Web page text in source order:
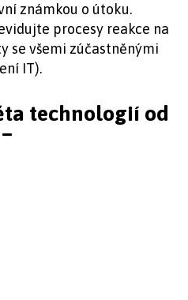
známkou o útoku.
procesy reakce na
se všemi zúčastněnými
IT).
technologií od